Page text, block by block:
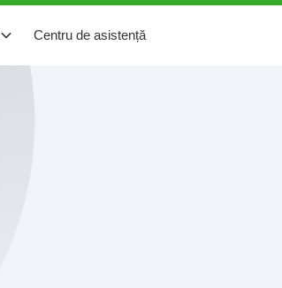
Centru de asistență